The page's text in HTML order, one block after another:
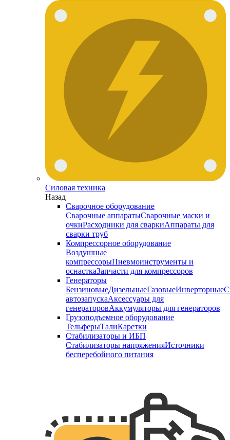
Силовая техника
Назад
Сварочное оборудование
Сварочные аппаратыСварочные маски и
очкиРасходники для сваркиАппараты для
сварки труб
Компрессорное оборудование
Воздушные
компрессорыПневмоинструменты и
оснасткаЗапчасти для компрессоров
Генераторы
БензиновыеДизельныеГазовыеИнверторные
автозапускаАксессуары для
генераторовАккумуляторы для генераторов
Грузоподъемное оборудование
ТельферыТалиКаретки
Стабилизаторы и ИБП
Стабилизаторы напряженияИсточники
бесперебойного питания